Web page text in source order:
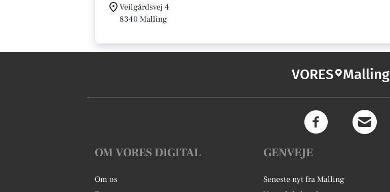
Veilgårdsvej 4
8340 Malling
VORES Malling
OM VORES DIGITAL
Om os
GENVEJE
Seneste nyt fra Malling